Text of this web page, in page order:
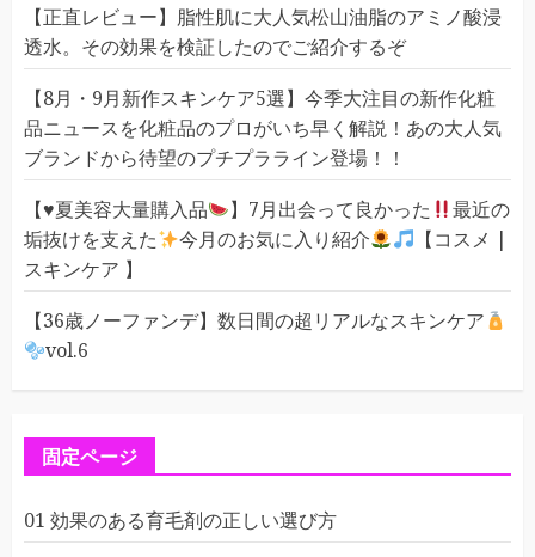
【正直レビュー】脂性肌に大人気松山油脂のアミノ酸浸
透水。その効果を検証したのでご紹介するぞ
【8月・9月新作スキンケア5選】今季大注目の新作化粧
品ニュースを化粧品のプロがいち早く解説！あの大人気
ブランドから待望のプチプラライン登場！！
【♥️夏美容大量購入品 】7月出会って良かった
最近の
垢抜けを支えた
今月のお気に入り紹介
【コスメ |
スキンケア 】
【36歳ノーファンデ】数日間の超リアルなスキンケア
vol.6
固定ページ
01 効果のある育毛剤の正しい選び方